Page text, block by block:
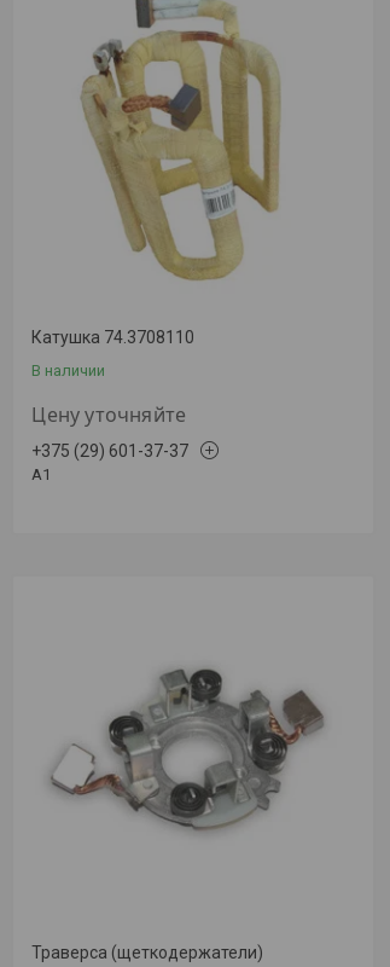
Катушка 74.3708110
В наличии
Цену уточняйте
+375 (29) 601-37-37
A1
Траверса (щеткодержатели)